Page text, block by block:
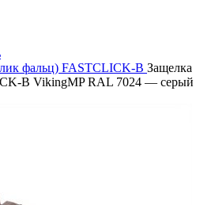
фальц) FASTCLICK-B Защелка
В VikingMP RAL 7024 — серый